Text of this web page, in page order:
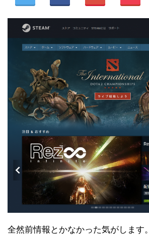
全然前情報とかなかった気がします。